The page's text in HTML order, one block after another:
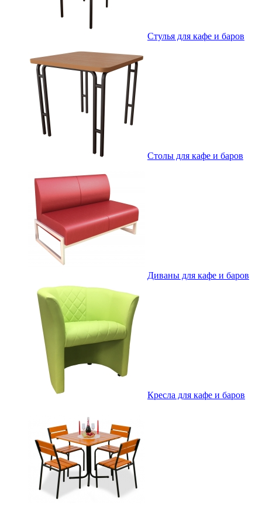
Стулья для кафе и баров
Столы для кафе и баров
Диваны для кафе и баров
Кресла для кафе и баров